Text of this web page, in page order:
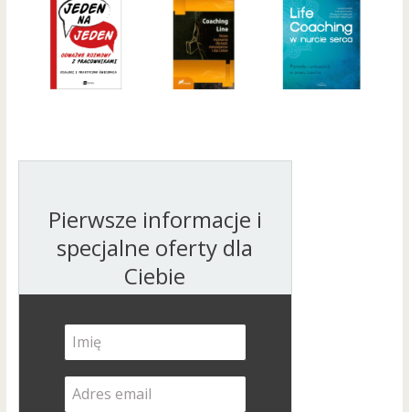
Pierwsze informacje i
specjalne oferty dla
Ciebie